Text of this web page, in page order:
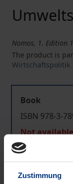
Zustimmung
Nomos, 1. Edition
The product is
Wirtschaftspolitik
Book
ISBN 978-3-
Not available